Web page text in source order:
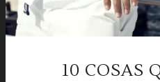
10 COSAS